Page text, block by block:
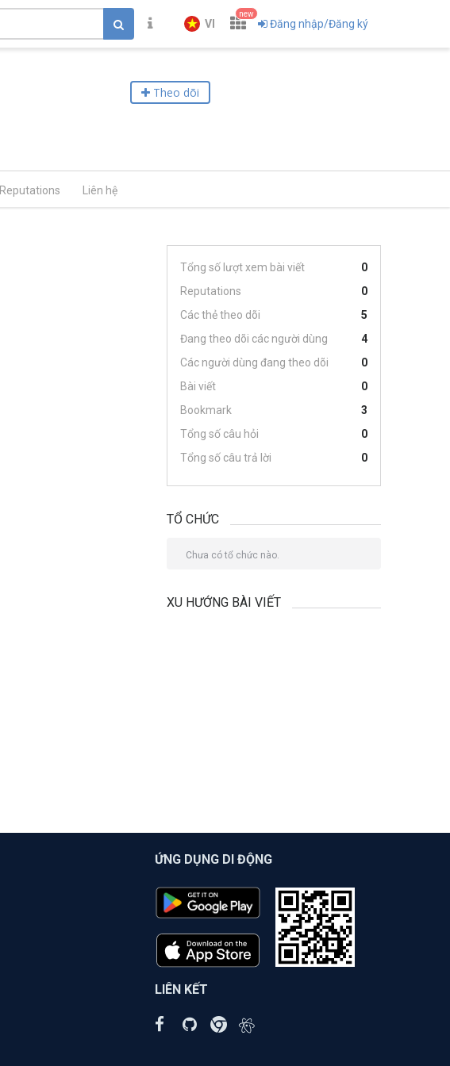
VI
new
Đăng nhập/Đăng ký
Theo dõi
Reputations Liên hệ
Tổng số lượt xem bài viết
0
Reputations
0
Các thẻ theo dõi
5
Đang theo dõi các người dùng
4
Các người dùng đang theo dõi
0
Bài viết
0
Bookmark
3
Tổng số câu hỏi
0
Tổng số câu trả lời
0
TỔ CHỨC
Chưa có tổ chức nào.
XU HƯỚNG BÀI VIẾT
ỨNG DỤNG DI ĐỘNG
LIÊN KẾT